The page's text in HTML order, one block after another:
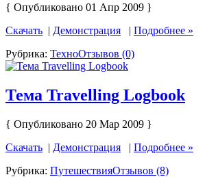
{ Опубликовано 01 Апр 2009 }
Скачать | Демонстрация | Подробнее »
Рубрика: ТехноОтзывов (0)
Тема Travelling Logbook
{ Опубликовано 20 Мар 2009 }
Скачать | Демонстрация | Подробнее »
Рубрика: ПутешествияОтзывов (8)